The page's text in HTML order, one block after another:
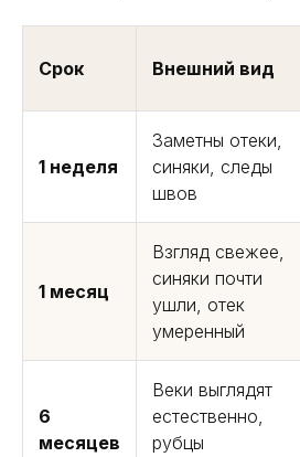
Срок Внешний вид
1 неделя
Заметны отеки,
синяки, следы
швов
1 месяц
Взгляд свежее,
синяки почти
ушли, отек
умеренный
6
месяцев
Веки выглядят
естественно,
рубцы